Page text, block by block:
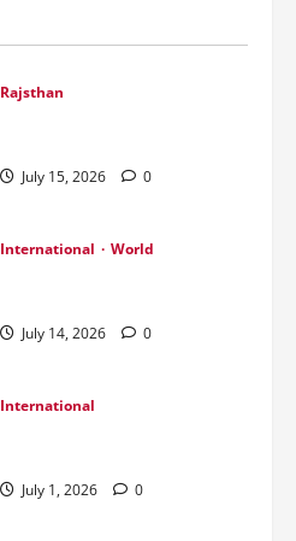
Rajsthan
July 15, 2026 0
International World
July 14, 2026 0
International
July 1, 2026 0